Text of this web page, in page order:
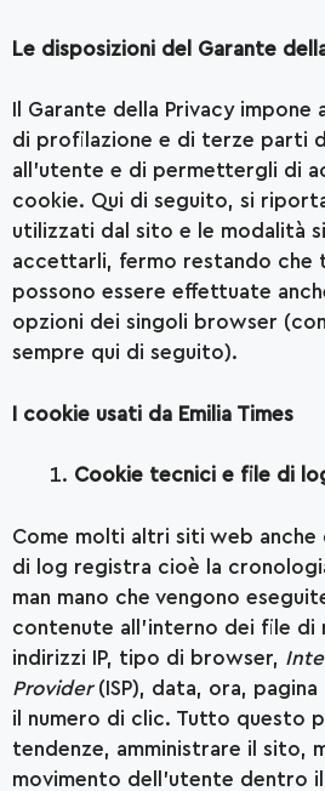
Le disposizioni del Garante
Il Garante della Privacy
di profilazione e di terze parti
all’utente e di permettergli di
cookie. Qui di seguito, si
utilizzati dal sito e le modalità
accettarli, fermo restando che
possono essere effettuate
opzioni dei singoli browser
sempre qui di seguito).
I cookie usati da Emilia Times
Cookie tecnici e file di
Come molti altri siti web anche
di log registra cioè la
man mano che vengono
contenute all’interno dei file di
indirizzi IP, tipo di browser,
Provider ( ISP), data, ora, pagina
il numero di clic. Tutto questo
tendenze, amministrare il sito,
movimento dell’utente dentro